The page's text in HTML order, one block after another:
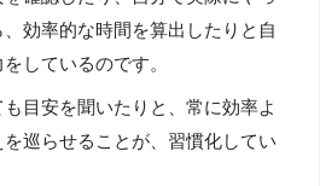
効率的な時間を算出したりと自
しているのです。
目安を聞いたりと、常に効率よ
巡らせることが、習慣化してい